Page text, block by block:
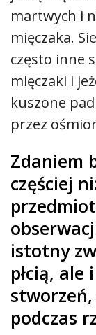
martwych i
mięczaka.
często inne
mięczaki i
kuszone
przez
Zdaniem
częściej
istotny
płcią, ale
podczas